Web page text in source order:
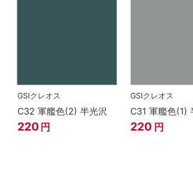
GSIクレオス
C32 軍艦色(2) 半光沢
220 円
GSIクレオス
C31 軍艦色(1)
220 円